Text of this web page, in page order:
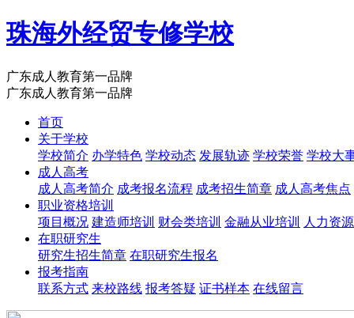
珠海外经贸专修学校
广东成人教育第一品牌
广东成人教育第一品牌
首页
关于学校
学校简介 办学特色 学校动态 发展轨迹 学校荣誉 学校大
成人高考
成人高考简介 成考报名流程 成考招生简章 成人高考焦点
职业资格培训
项目概况 建造师培训 财会类培训 金融从业培训
人力资
在职研究生
研究生招生简章 在职研究生报名
报考指南
联系方式 来校路线 报考答疑 证书样本 在线留言